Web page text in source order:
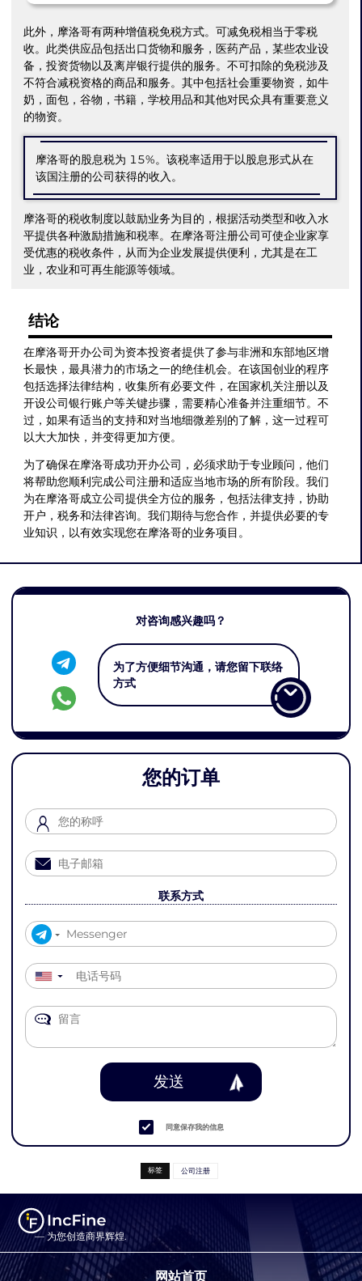
此外，摩洛哥有两种增值税免税方式。可减免税相当于零税
收。此类供应品包括出口货物和服务，医药产品，某些农业设
备，投资货物以及离岸银行提供的服务。不可扣除的免税涉及
不符合减税资格的商品和服务。其中包括社会重要物资，如牛
奶，面包，谷物，书籍，学校用品和其他对民众具有重要意义
的物资。
摩洛哥的股息税为 15%。该税率适用于以股息形式从在
该国注册的公司获得的收入。
摩洛哥的税收制度以鼓励业务为目的，根据活动类型和收入水
平提供各种激励措施和税率。在摩洛哥注册公司可使企业家享
受优惠的税收条件，从而为企业发展提供便利，尤其是在工
业，农业和可再生能源等领域。
结论
在摩洛哥开办公司为资本投资者提供了参与非洲和东部地区增
长最快，最具潜力的市场之一的绝佳机会。在该国创业的程序
包括选择法律结构，收集所有必要文件，在国家机关注册以及
开设公司银行账户等关键步骤，需要精心准备并注重细节。不
过，如果有适当的支持和对当地细微差别的了解，这一过程可
以大大加快，并变得更加方便。
为了确保在摩洛哥成功开办公司，必须求助于专业顾问，他们
将帮助您顺利完成公司注册和适应当地市场的所有阶段。我们
为在摩洛哥成立公司提供全方位的服务，包括法律支持，协助
开户，税务和法律咨询。我们期待与您合作，并提供必要的专
业知识，以有效实现您在摩洛哥的业务项目。
对咨询感兴趣吗？
为了方便细节沟通，请您留下联络
方式
您的订单
联系方式
▼
发送
同意保存我的信息
标签 公司注册
— 为您创造商界辉煌.
网站首页